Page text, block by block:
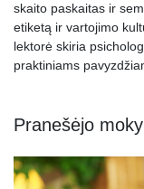
skaito paskaitas ir
etiketą ir vartojimo
lektorė skiria
praktiniams
Pranešėjo